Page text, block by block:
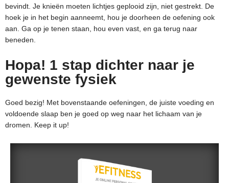
bevindt. Je knieën moeten lichtjes geplooid zijn, niet gestrekt. De
hoek je in het begin aanneemt, hou je doorheen de oefening ook
aan. Ga op je tenen staan, hou even vast, en ga terug naar
beneden.
Hopa! 1 stap dichter naar je
gewenste fysiek
Goed bezig! Met bovenstaande oefeningen, de juiste voeding en
voldoende slaap ben je goed op weg naar het lichaam van je
dromen. Keep it up!